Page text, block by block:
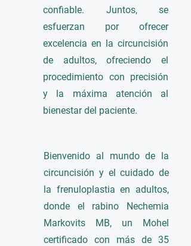
confiable. Juntos, se
esfuerzan por ofrecer
excelencia en la circuncisión
de adultos, ofreciendo el
procedimiento con precisión
y la máxima atención al
bienestar del paciente.
Bienvenido al mundo de la
circuncisión y el cuidado de
la frenuloplastia en adultos,
donde el rabino Nechemia
Markovits MB, un Mohel
certificado con más de 35